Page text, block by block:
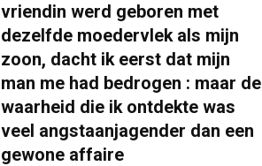
vriendin werd geboren met
dezelfde moedervlek als mijn
zoon, dacht ik eerst dat mijn
man me had bedrogen : maar de
waarheid die ik ontdekte was
veel angstaanjagender dan een
gewone affaire